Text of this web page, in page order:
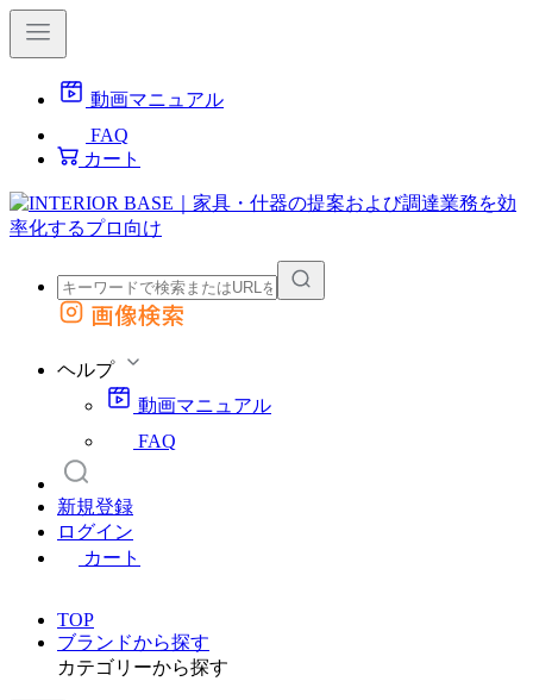
動画マニュアル
FAQ
カート
外部サイトの商品をカートに追加
画像検索
ヘルプ
動画マニュアル
FAQ
新規登録
ログイン
カート
TOP
ブランドから探す
カテゴリーから探す